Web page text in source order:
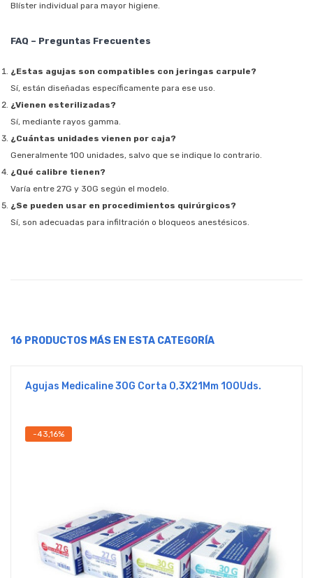
Blíster individual para mayor higiene.
FAQ – Preguntas Frecuentes
¿Estas agujas son compatibles con jeringas carpule?
Sí, están diseñadas específicamente para ese uso.
¿Vienen esterilizadas?
Sí, mediante rayos gamma.
¿Cuántas unidades vienen por caja?
Generalmente 100 unidades, salvo que se indique lo contrario.
¿Qué calibre tienen?
Varía entre 27G y 30G según el modelo.
¿Se pueden usar en procedimientos quirúrgicos?
Sí, son adecuadas para infiltración o bloqueos anestésicos.
16 PRODUCTOS MÁS EN ESTA CATEGORÍA
Agujas Medicaline 30G Corta 0,3X21Mm 100Uds.
-43,16%